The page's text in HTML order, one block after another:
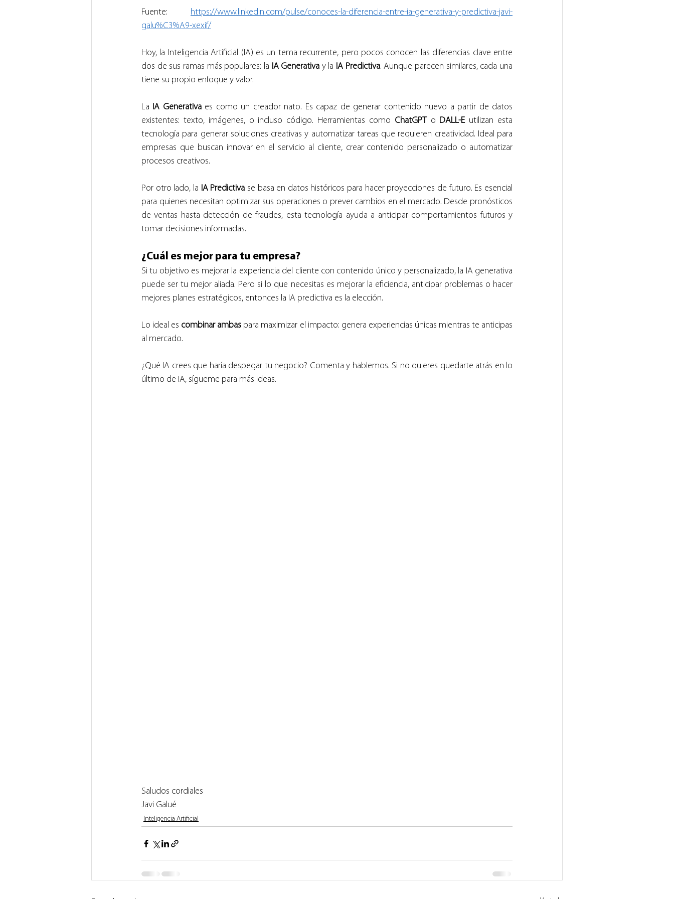
Fuente: https://www.linkedin.com/pulse/conoces-la-diferencia-entre-ia-generativa-y-predictiva-javi-
galu%C3%A9-xexif/
Hoy, la Inteligencia Artificial (IA) es un tema recurrente, pero pocos conocen las diferencias clave entre
dos de sus ramas más populares: la IA Generativa y la IA Predictiva. Aunque parecen similares, cada una
tiene su propio enfoque y valor.
La IA Generativa es como un creador nato. Es capaz de generar contenido nuevo a partir de datos
existentes: texto, imágenes, o incluso código. Herramientas como ChatGPT o DALL-E utilizan esta
tecnología para generar soluciones creativas y automatizar tareas que requieren creatividad. Ideal para
empresas que buscan innovar en el servicio al cliente, crear contenido personalizado o automatizar
procesos creativos.
Por otro lado, la IA Predictiva se basa en datos históricos para hacer proyecciones de futuro. Es esencial
para quienes necesitan optimizar sus operaciones o prever cambios en el mercado. Desde pronósticos
de ventas hasta detección de fraudes, esta tecnología ayuda a anticipar comportamientos futuros y
tomar decisiones informadas.
¿Cuál es mejor para tu empresa?
Si tu objetivo es mejorar la experiencia del cliente con contenido único y personalizado, la IA generativa
puede ser tu mejor aliada. Pero si lo que necesitas es mejorar la eficiencia, anticipar problemas o hacer
mejores planes estratégicos, entonces la IA predictiva es la elección.
Lo ideal es combinar ambas para maximizar el impacto: genera experiencias únicas mientras te anticipas
al mercado.
¿Qué IA crees que haría despegar tu negocio? Comenta y hablemos. Si no quieres quedarte atrás en lo
último de IA, sígueme para más ideas.
Saludos cordiales
Javi Galué
Inteligencia Artificial